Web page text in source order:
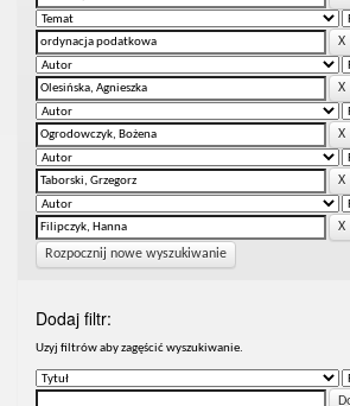
Rozpocznij nowe wyszukiwanie
Dodaj filtr:
Uzyj filtrów aby zagęścić wyszukiwanie.